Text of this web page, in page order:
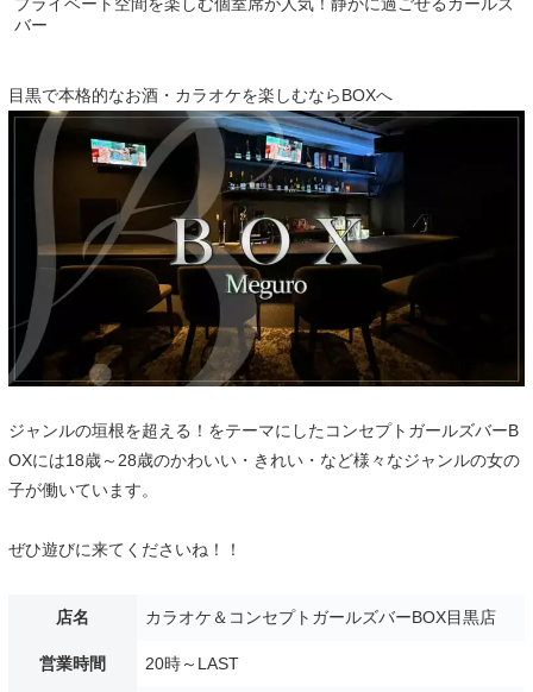
バー
目黒で本格的なお酒・カラオケを楽しむならBOXへ
ジャンルの垣根を超える！をテーマにしたコンセプトガールズバーB
OXには18歳～28歳のかわいい・きれい・など様々なジャンルの女の
子が働いています。
ぜひ遊びに来てくださいね！！
店名 カラオケ＆コンセプトガールズバーBOX目黒店
営業時間 20時～LAST